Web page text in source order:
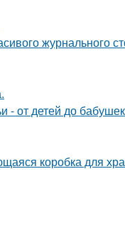
журнального
- от детей до
коробка для